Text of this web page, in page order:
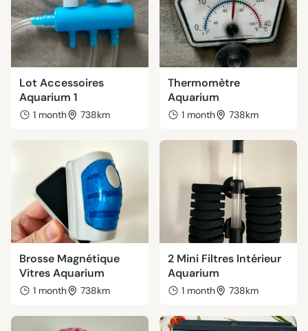
Lot Accessoires
Aquarium 1
1 month 738km
Thermomètre
Aquarium
1 month 738km
Brosse Magnétique
Vitres Aquarium
1 month 738km
2 Mini Filtres Intérieur
Aquarium
1 month 738km